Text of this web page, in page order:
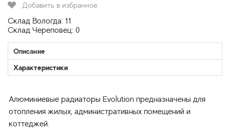
Добавить в избранное
Склад Вологда: 11
Склад Череповец: 0
Описание
Характеристики
Алюминиевые радиаторы Evolution предназначены для
отопления жилых, административных помещений и
коттеджей.